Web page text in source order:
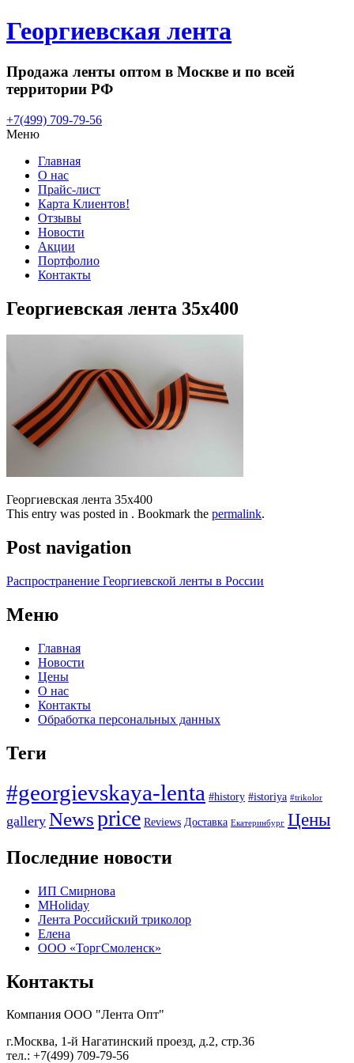
Георгиевская лента
Продажа ленты оптом в Москве и по всей
территории РФ
+7(499) 709-79-56
Меню
Главная
О нас
Прайс-лист
Карта Клиентов!
Отзывы
Новости
Акции
Портфолио
Контакты
Георгиевская лента 35х400
Георгиевская лента 35х400
This entry was posted in . Bookmark the permalink.
Post navigation
Распространение Георгиевской ленты в России
Меню
Главная
Новости
Цены
О нас
Контакты
Обработка персональных данных
Теги
#georgievskaya-lenta #history #istoriya #trikolor
gallery Newsprice Reviews Доставка Екатеринбург Цены
Последние новости
ИП Смирнова
MHoliday
Лента Российский триколор
Елена
ООО «ТоргСмоленск»
Контакты
Компания ООО "Лента Опт"
г.Москва, 1-й Нагатинский проезд, д.2, стр.36
тел.: +7(499) 709-79-56